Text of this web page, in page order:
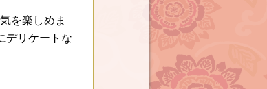
を楽しめま
デリケートな